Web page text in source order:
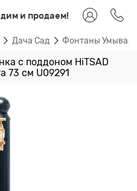
и продаем!
Дача Сад Фонтаны
с поддоном HiTSAD
73 см U09291